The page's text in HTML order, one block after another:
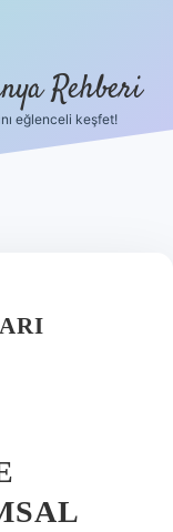
Rehberi
eğlenceli keşfet!